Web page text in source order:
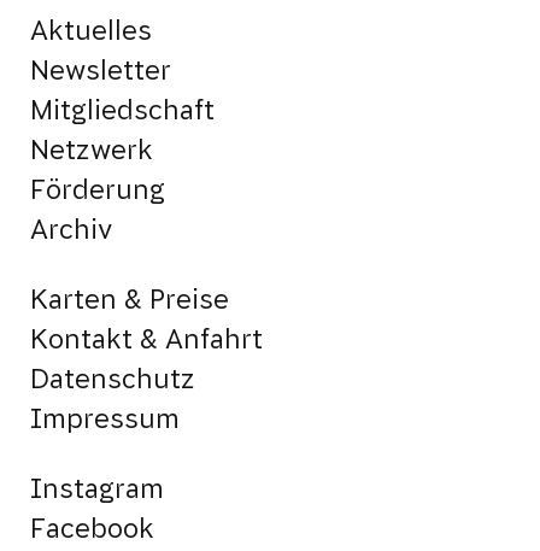
Aktuelles
Newsletter
Mitgliedschaft
Netzwerk
Förderung
Archiv
Karten & Preise
Kontakt & Anfahrt
Datenschutz
Impressum
Instagram
Facebook